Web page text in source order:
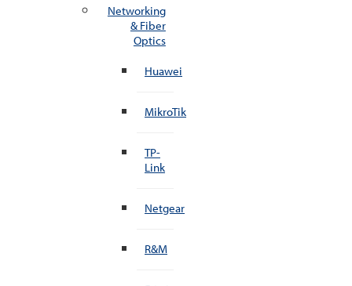
Networking
& Fiber
Optics
Huawei
MikroTik
TP-
Link
Netgear
R&M